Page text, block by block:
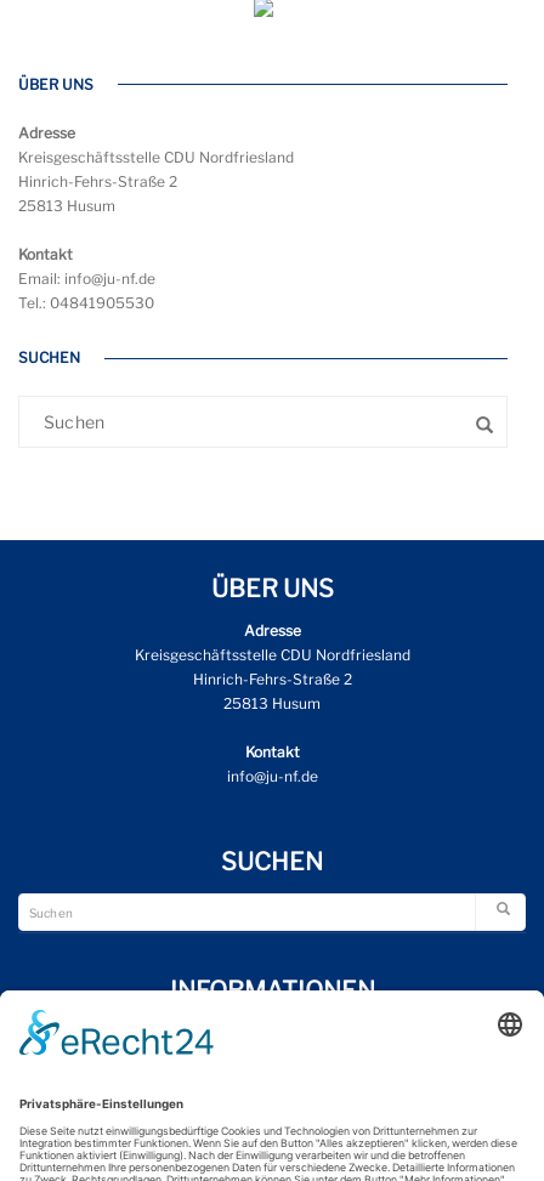
ÜBER UNS
Adresse
Kreisgeschäftsstelle CDU Nordfriesland
Hinrich-Fehrs-Straße 2
25813 Husum
Kontakt
Email: info@ju-nf.de
Tel.: 04841905530
SUCHEN
ÜBER UNS
Adresse
Kreisgeschäftsstelle CDU Nordfriesland
Hinrich-Fehrs-Straße 2
25813 Husum
Kontakt
info@ju-nf.de
SUCHEN
INFORMATIONEN